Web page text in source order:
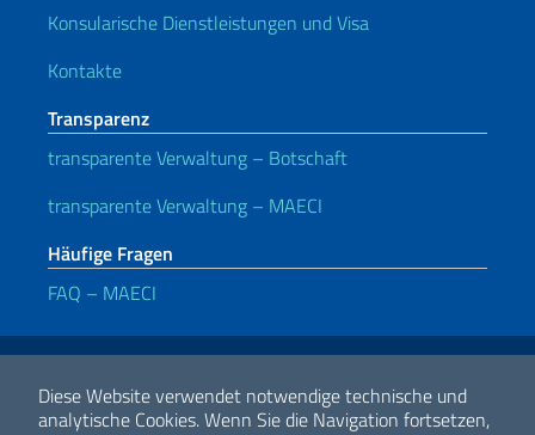
Diese Website verwendet notwendige technische und
analytische Cookies.Wenn Sie die Navigation fortsetzen,
Konsularische Dienstleistungen und Visa
Kontakte
Transparenz
transparente Verwaltung – Botschaft
transparente Verwaltung – MAECI
Häufige Fragen
FAQ – MAECI
Nützliche Links